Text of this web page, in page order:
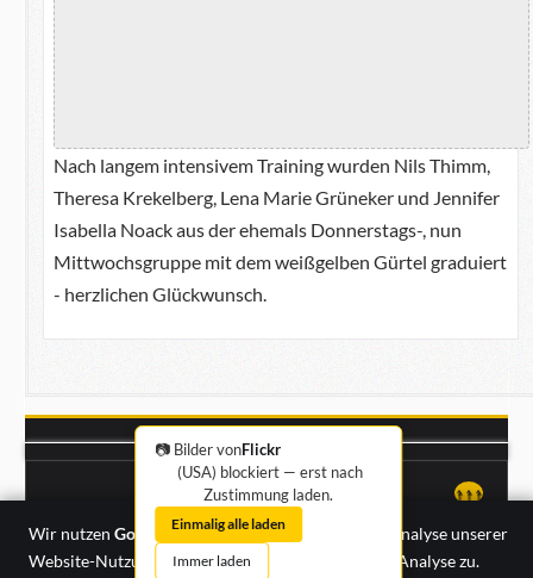
📷 Bilder vonFlickr
(USA) blockiert — erst nach
Zustimmung laden.
Einmalig alle laden
Immer laden
↑↑↑
Impressum Datenschutz
Wir nutzen Google Analyticszur anonymisierten Analyse unserer
Website-Nutzung. Mit „Erlauben“ stimmen Sie der Analyse zu.
Nach langem intensivem Training wurden Nils Thimm,
Theresa Krekelberg, Lena Marie Grüneker und Jennifer
Isabella Noack aus der ehemals Donnerstags-, nun
Mittwochsgruppe mit dem weißgelben Gürtel graduiert
- herzlichen Glückwunsch.